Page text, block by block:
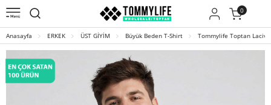
0
Anasayfa ERKEK ÜST GİYİM Büyük Beden T-Shirt Tommylife Toptan